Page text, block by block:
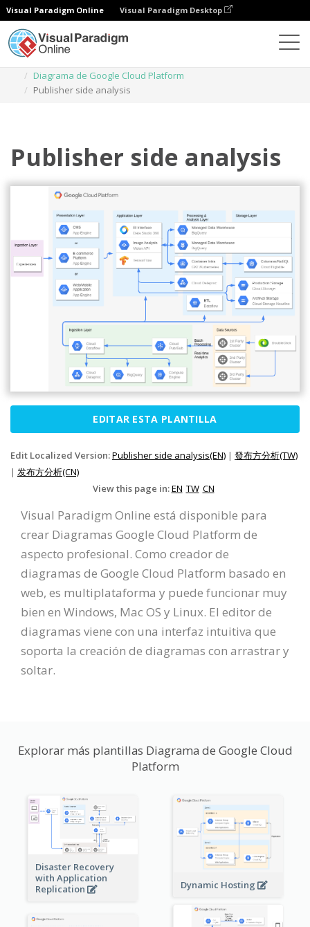
Visual Paradigm Online Visual Paradigm Desktop
Diagrama de Google Cloud Platform
Publisher side analysis
Publisher side analysis
EDITAR ESTA PLANTILLA
Edit Localized Version:Publisher side analysis(EN) | 發布方分析(TW)
| 发布方分析(CN)
View this page in:EN TW CN
Visual Paradigm Online está disponible para
crear Diagramas Google Cloud Platform de
aspecto profesional. Como creador de
diagramas de Google Cloud Platform basado en
web, es multiplataforma y puede funcionar muy
bien en Windows, Mac OS y Linux. El editor de
diagramas viene con una interfaz intuitiva que
soporta la creación de diagramas con arrastrar y
soltar.
Explorar más plantillas Diagrama de Google Cloud
Platform
Disaster Recovery
with Application
Replication
Dynamic Hosting